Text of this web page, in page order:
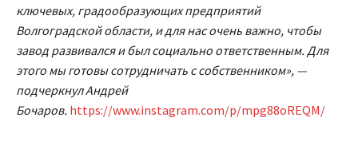
ключевых, градообразующих предприятий
Волгоградской области, и для нас очень важно, чтобы
завод развивался и был социально ответственным. Для
этого мы готовы сотрудничать с собственником», —
подчеркнул Андрей
Бочаров. https://www.instagram.com/p/mpg88oREQM/